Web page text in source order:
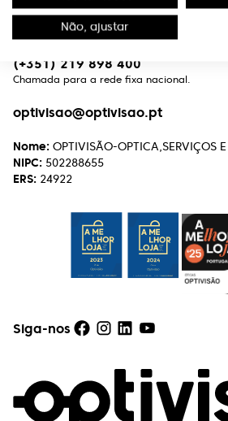
R. Miguel Serrano, nº 9 - 3º Miraflores,
1495-173 Algés
(+351) 219 898 400
Chamada para a rede fixa nacional.
optivisao@optivisao.pt
Nome: OPTIVISÃO-OPTICA,SERVIÇOS
NIPC: 502288655
ERS: 24922
Siga-nos
Não, ajustar